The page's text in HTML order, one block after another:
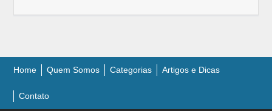
Home Quem Somos Categorias Artigos e Dicas
Contato